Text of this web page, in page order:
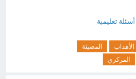
أسئلة تعليمية
الأهداب
المضيئة
المركزي